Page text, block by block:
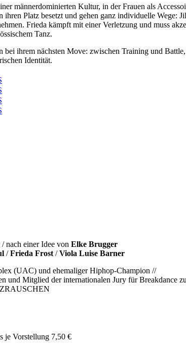
männerdominierten Kultur, in der Frauen als
Platz besetzt und gehen ganz individuelle
Frieda kämpft mit einer Verletzung und muss
Tanz.
bei ihrem nächsten Move: zwischen Training und
Identität.
/ nach einer Idee von Elke Brugger
/Frieda Frost /Viola Luise Barner
(UAC) und ehemaliger Hiphop-Champion //
und Mitglied der internationalen Jury für Breakdance
je Vorstellung 7,50 €